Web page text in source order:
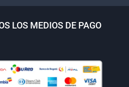
LOS MEDIOS DE PAGO